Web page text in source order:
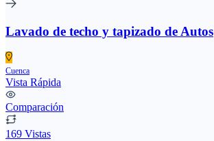
Lavado de techo y tapizado de Autos
Cuenca
Vista Rápida
Comparación
169 Vistas